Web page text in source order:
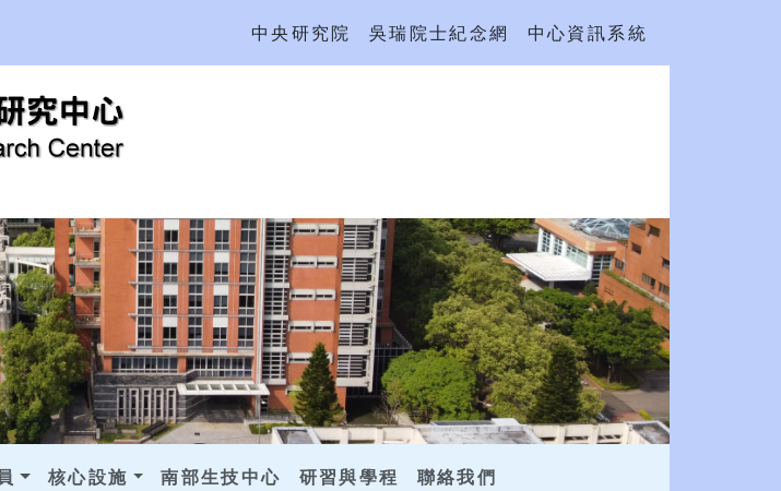
中央研究院 吳瑞院士紀念網 中心資訊系統
核心設施 南部生技中心 研習與學程 聯絡我們